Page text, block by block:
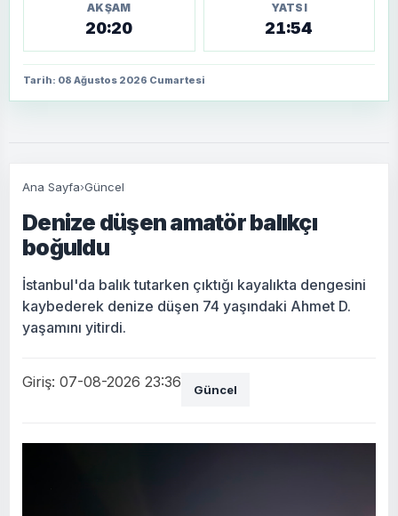
AKŞAM
20:20
YATSI
21:54
Tarih: 08 Ağustos 2026 Cumartesi
Ana Sayfa›Güncel
Denize düşen amatör balıkçı
boğuldu
İstanbul'da balık tutarken çıktığı kayalıkta dengesini
kaybederek denize düşen 74 yaşındaki Ahmet D.
yaşamını yitirdi.
Giriş: 07-08-2026 23:36 Güncel